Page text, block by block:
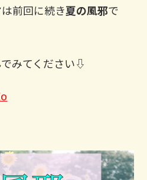
前回に続き夏の風邪で
みてください⇩